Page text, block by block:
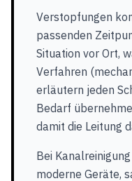
Verstopfungen
passenden
Situation vor Ort,
Verfahren
erläutern jeden
Bedarf
damit die Leitung
Bei
moderne Geräte,